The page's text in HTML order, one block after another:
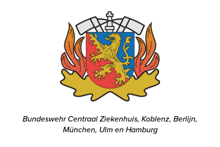
Bundeswehr Centraal Ziekenhuis, Koblenz, Berlijn,
München, Ulm en Hamburg